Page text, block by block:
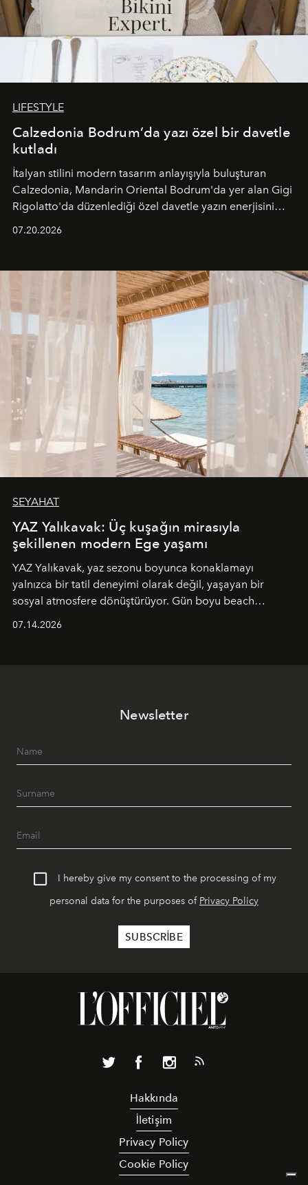
LIFESTYLE
Calzedonia Bodrum’da yazı özel bir davetle
kutladı
İtalyan stilini modern tasarım anlayışıyla buluşturan
Calzedonia, Mandarin Oriental Bodrum'da yer alan Gigi
Rigolatto'da düzenlediği özel davetle yazın enerjisini
07.20.2026
SEYAHAT
YAZ Yalıkavak: Üç kuşağın mirasıyla
şekillenen modern Ege yaşamı
YAZ Yalıkavak, yaz sezonu boyunca konaklamayı
yalnızca bir tatil deneyimi olarak değil, yaşayan bir
sosyal atmosfere dönüştürüyor. Gün boyu beach
geceye taşıyarak her hafta farklı bir deneyim sunuyor.
07.14.2026
Newsletter
I hereby give my consent to the processing of my
personal data for the purposes of Privacy Policy
Hakkında
İletişim
Privacy Policy
Cookie Policy